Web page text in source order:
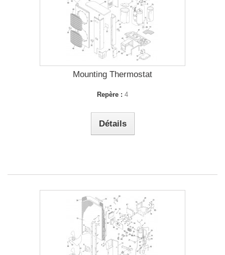
Mounting Thermostat
Repère : 4
Détails